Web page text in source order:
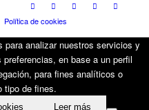
Política de cookies
analizar nuestros servicios y
en base a un perfil
para fines analíticos o
de fines.
Leer más